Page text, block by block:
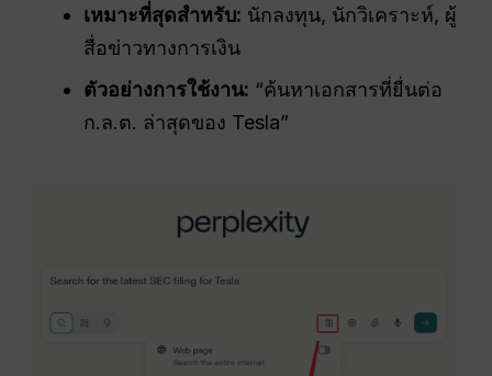
เหมาะที่สุดสำหรับ: นักลงทุน, นักวิเคราะห์, ผู้
สื่อข่าวทางการเงิน
ตัวอย่างการใช้งาน: “ค้นหาเอกสารที่ยื่นต่อ
ก.ล.ต. ล่าสุดของ Tesla”